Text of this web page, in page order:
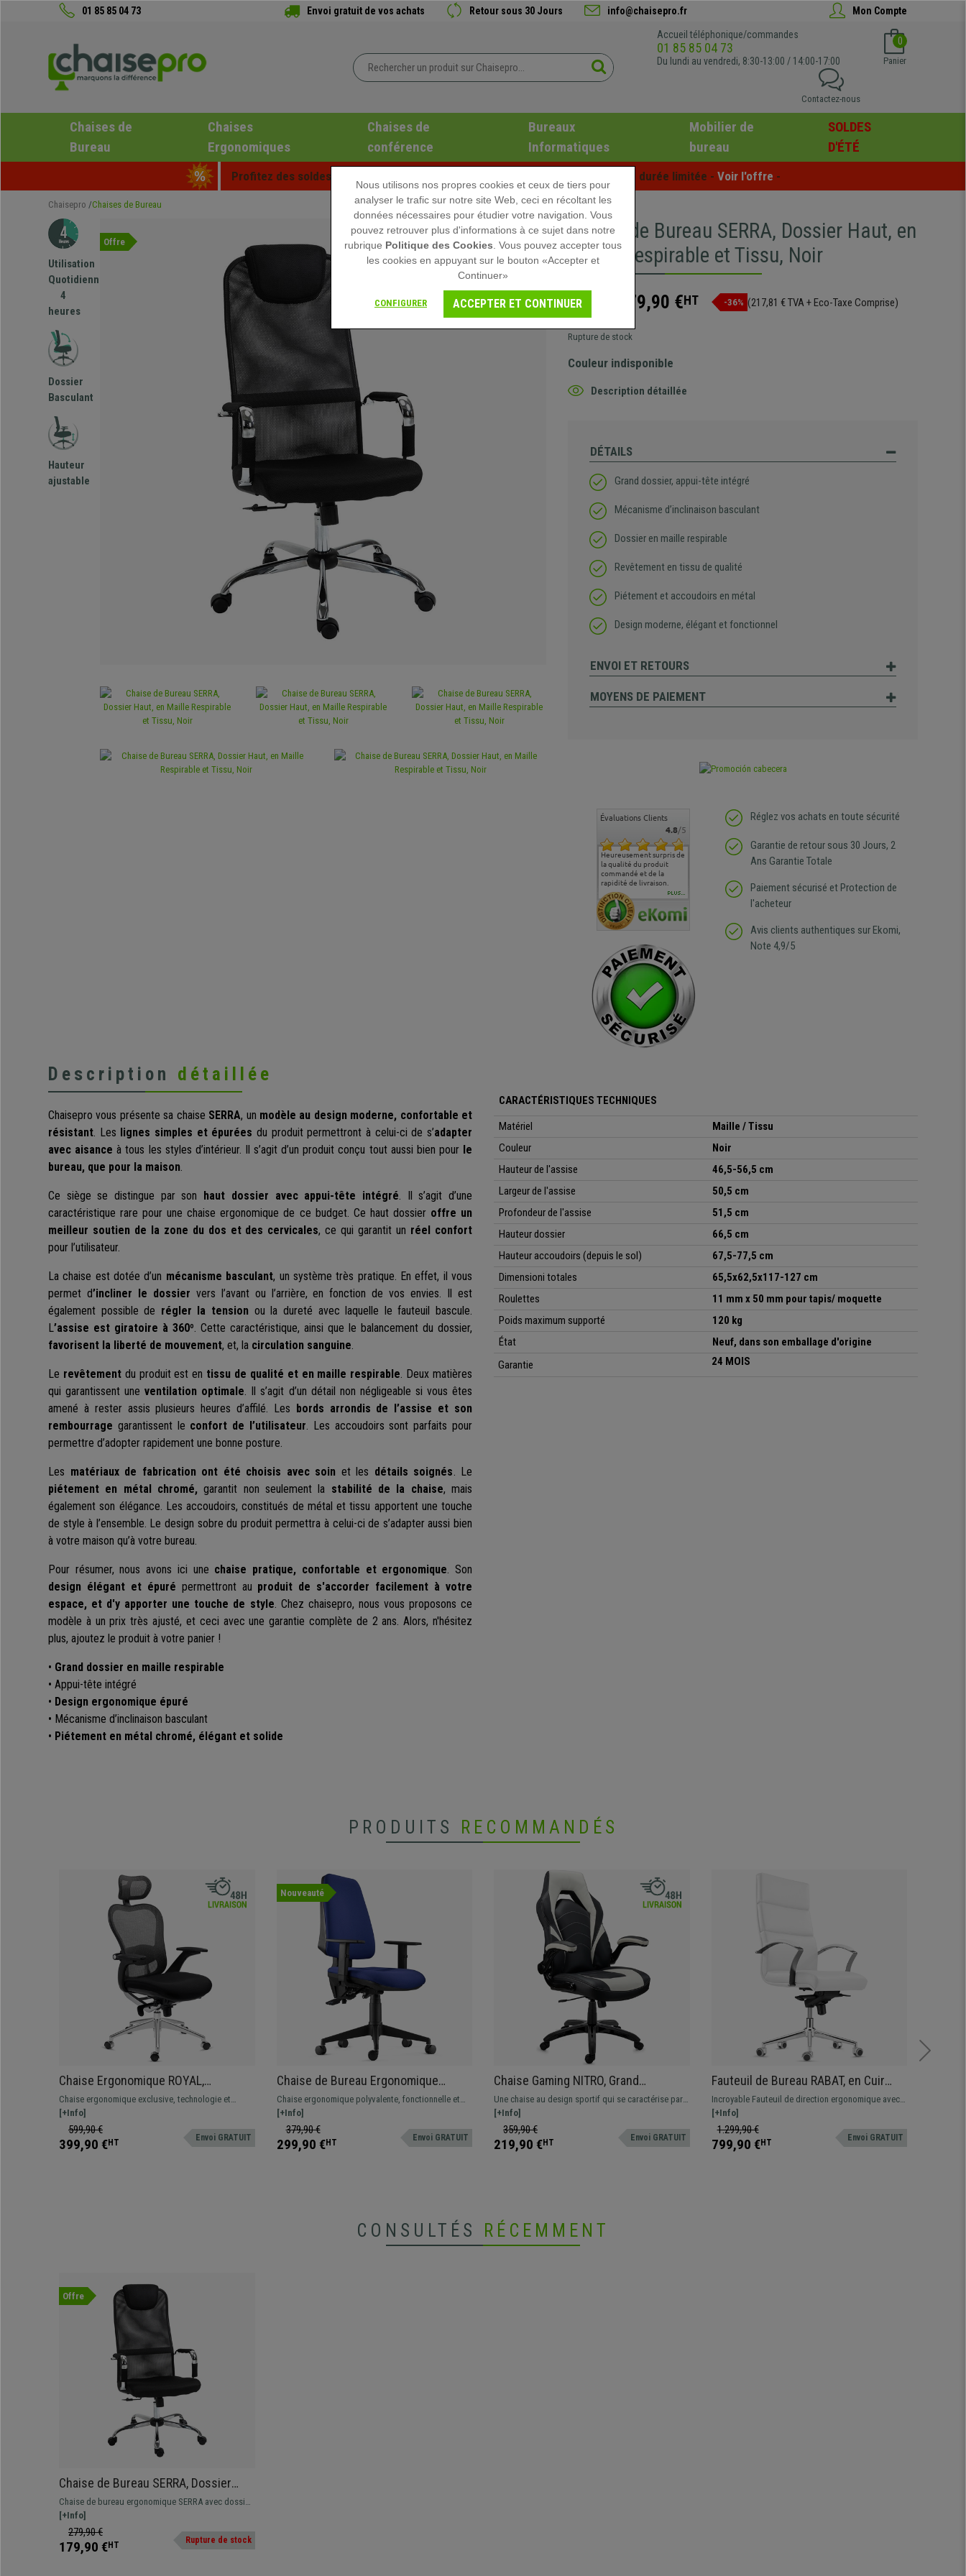
01 85 85 04 73 Envoi gratuit de vos achats Retour sous 30 Jours info@chaisepro.fr Mon Compte
Accueil téléphonique/commandes
01 85 85 04 73
Du lundi au vendredi, 8:30-13:00 / 14:00-17:00
0
Panier
Contactez-nous
Chaises de
Bureau
Chaises
Ergonomiques
Chaises de
conférence
Bureaux
Informatiques
Mobilier de
bureau
SOLDES
D'ÉTÉ
Profitez des soldes d'été chez Chaisepro ! Des réductions exclusives pour une durée limitée - Voir l'offre -
Chaisepro Chaises de Bureau
Utilisation
Quotidienne
4
heures
Dossier
Basculant
Hauteur
ajustable
Offre
Chaise de Bureau SERRA, Dossier Haut, en
Maille Respirable et Tissu, Noir
279,90 € 179,90 €HT -36% (217,81 € TVA + Eco-Taxe Comprise)
Rupture de stock
Couleur indisponible
Description détaillée
DÉTAILS
Grand dossier, appui-tête intégré
Mécanisme d’inclinaison basculant
Dossier en maille respirable
Revêtement en tissu de qualité
Piétement et accoudoirs en métal
Design moderne, élégant et fonctionnel
ENVOI ET RETOURS
MOYENS DE PAIEMENT
Évaluations Clients
4.8/5
Heureusement surpris de
la qualité du produit
commandé et de la
rapidité de livraison.
Siege confortable qui
J'ai pu comparer avec des
sièges que l'on trouve
dans les grandes surfaces
de l'aménagement et ne
regrette pas mon achat.
bien qu'ayant eu un
abîmé) tout a été mis en
oeuvre pour remplacer
ce produit et ce dans les
de belle qualité
PLUS...
Réglez vos achats en toute sécurité
Garantie de retour sous 30 Jours, 2
Ans Garantie Totale
Paiement sécurisé et Protection de
l'acheteur
Avis clients authentiques sur Ekomi,
Note 4,9/5
Description détaillée
Chaisepro vous présente sa chaise SERRA, un modèle au design moderne, confortable et
résistant. Les lignes simples et épurées du produit permettront à celui-ci de s’adapter
avec aisance à tous les styles d’intérieur. Il s’agit d’un produit conçu tout aussi bien pour le
bureau, que pour la maison.
Ce siège se distingue par son haut dossier avec appui-tête intégré. Il s’agit d’une
caractéristique rare pour une chaise ergonomique de ce budget. Ce haut dossier offre un
meilleur soutien de la zone du dos et des cervicales, ce qui garantit un réel confort
pour l’utilisateur.
La chaise est dotée d’un mécanisme basculant, un système très pratique. En effet, il vous
permet d’incliner le dossier vers l’avant ou l’arrière, en fonction de vos envies. Il est
également possible de régler la tension ou la dureté avec laquelle le fauteuil bascule.
L’assise est giratoire à 360º. Cette caractéristique, ainsi que le balancement du dossier,
favorisent la liberté de mouvement, et, la circulation sanguine.
Le revêtementdu produit est en tissu de qualité et en maille respirable. Deux matières
qui garantissent uneventilation optimale. Il s’agit d’un détail non négligeable si vous êtes
amené à rester assis plusieurs heures d’affilé. Les bords arrondis de l’assise et son
rembourrage garantissent le confort de l’utilisateur. Les accoudoirs sont parfaits pour
permettre d’adopter rapidement une bonne posture.
Les matériaux de fabrication ont été choisis avec soin et les détails soignés. Le
piétement en métal chromé, garantit non seulement la stabilité de la chaise, mais
également son élégance. Les accoudoirs, constitués de métal et tissu apportent une touche
de style à l’ensemble. Le design sobre du produit permettra à celui-ci de s’adapter aussi bien
à votre maison qu’à votre bureau.
Pour résumer, nous avons ici une chaise pratique, confortable et ergonomique. Son
design élégant et épuré permettront au produit de s'accorder facilement à votre
espace, et d'y apporter une touche de style. Chez chaisepro, nous vous proposons ce
modèle à un prix très ajusté, et ceci avec une garantie complète de 2 ans. Alors, n'hésitez
plus, ajoutez le produit à votre panier !
• Grand dossier en maille respirable
• Appui-tête intégré
• Design ergonomique épuré
• Mécanisme d’inclinaison basculant
• Piétement en métal chromé, élégant et solide
CARACTÉRISTIQUES TECHNIQUES
Matériel
Maille / Tissu
Couleur
Noir
Hauteur de l'assise
46,5-56,5 cm
Largeur de l'assise
50,5 cm
Profondeur de l'assise
51,5 cm
Hauteur dossier
66,5 cm
Hauteur accoudoirs (depuis le sol)
67,5-77,5 cm
Dimensioni totales
65,5x62,5x117-127 cm
Roulettes
11 mm x 50 mm pour tapis/ moquette
Poids maximum supporté
120 kg
État
Neuf, dans son emballage d'origine
Garantie
24 MOIS
PRODUITS RECOMMANDÉS
Chaise Ergonomique ROYAL,
Utilisation 8H/jour, Support Lombaire
Avancé, Design Exclusif, Gris
Chaise ergonomique exclusive, technologie et
design de tout premier choix. Confort exceptionnel,
style unique, et envoi express sous 48/72h !
[+Info]
599,90 €
399,90 €HT Envoi GRATUIT
Nouveauté
Chaise de Bureau Ergonomique
INDIANA, en Tissu Bleu Foncé, avec
Accoudoirs Ajustables
Chaise ergonomique polyvalente, fonctionnelle et
très confortable grâce à son rembourrage épais.
Tapissée en tissu de qualité.
[+Info]
379,90 €
299,90 €HT Envoi GRATUIT
Chaise Gaming NITRO, Grand
Rembourrage, Accoudoirs
Rabattables, en Cuir, Noir et Blanc
Une chaise au design sportif qui se caractérise par
son rembourrage de haute densité et ses
accoudoirs rabattables.
[+Info]
359,90 €
219,90 €HT Envoi GRATUIT
Fauteuil de Bureau RABAT, en Cuir
Authentique, Blanc, Dossier
Basculant, Grande Qualité et Design
Incroyable Fauteuil de direction ergonomique avec
dossier basculant. Design et finitions parfaites, luxe
et confort au meilleur prix
[+Info]
1.299,90 €
799,90 €HT Envoi GRATUIT
CONSULTÉS RÉCEMMENT
Offre
Chaise de Bureau SERRA, Dossier
Haut, en Maille Respirable et Tissu,
Noir
Chaise de bureau ergonomique SERRA avec dossier
haut et mécanisme basculant. Très ergonomique
grâce à ses lignes ergonomiqes.
[+Info]
279,90 €
179,90 €HT Rupture de stock
Nous utilisons nos propres cookies et ceux de tiers pour
analyser le trafic sur notre site Web, ceci en récoltant les
données nécessaires pour étudier votre navigation. Vous
pouvez retrouver plus d'informations à ce sujet dans notre
rubrique Politique des Cookies . Vous pouvez accepter tous
les cookies en appuyant sur le bouton «Accepter et
Continuer»
CONFIGURER ACCEPTER ET CONTINUER